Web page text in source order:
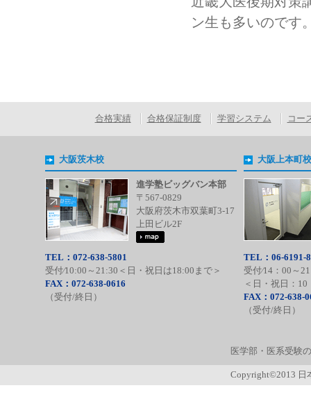
ン生も多いのです
合格実績 合格保証制度 学習システム コー
大阪茨木校
進学塾ビッグバン本部
〒567-0829
大阪府茨木市双葉町3-17
上田ビル2F
TEL：072-638-5801
受付⁄10:00～21:30＜日・祝日は18:00まで＞
FAX：072-638-0616
（受付/終日）
大阪上本町校
TEL：06-6191-
受付⁄14：00～
＜日・祝日：
FAX：072-638-
（受付/終日）
医学部・医系受験
Copyright©2013 日